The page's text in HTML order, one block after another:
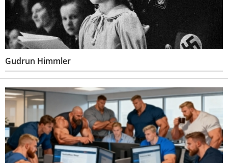
Gudrun Himmler